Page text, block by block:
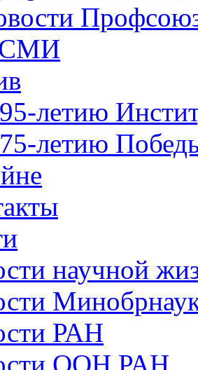
СМИ
летию
летию
научной
РАН
ООН РАН